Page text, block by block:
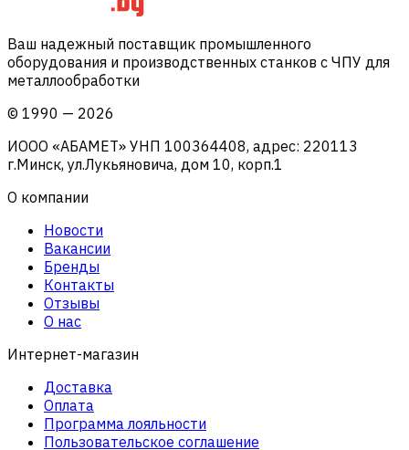
Ваш надежный поставщик промышленного
оборудования и производственных станков с ЧПУ для
металлообработки
© 1990 — 2026
ИООО «АБАМЕТ» УНП 100364408, адрес: 220113
г.Минск, ул.Лукьяновича, дом 10, корп.1
О компании
Новости
Вакансии
Бренды
Контакты
Отзывы
О нас
Интернет-магазин
Доставка
Оплата
Программа лояльности
Пользовательское соглашение